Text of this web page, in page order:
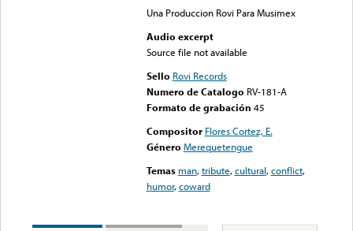
Una Produccion Rovi Para Musimex
Audio excerpt
Source file not available
Sello Rovi Records
Numero de Catalogo RV-181-A
Formato de grabación 45
Compositor Flores Cortez, E.
Género Merequetengue
Temas man,tribute,cultural,conflict,
humor,coward